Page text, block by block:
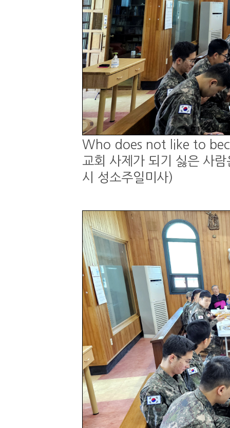
Who does not like to
교회 사제가 되기 싫은 사
시 성소주일미사)